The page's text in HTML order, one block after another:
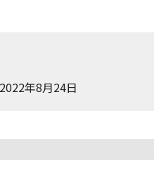
2022年8月24日